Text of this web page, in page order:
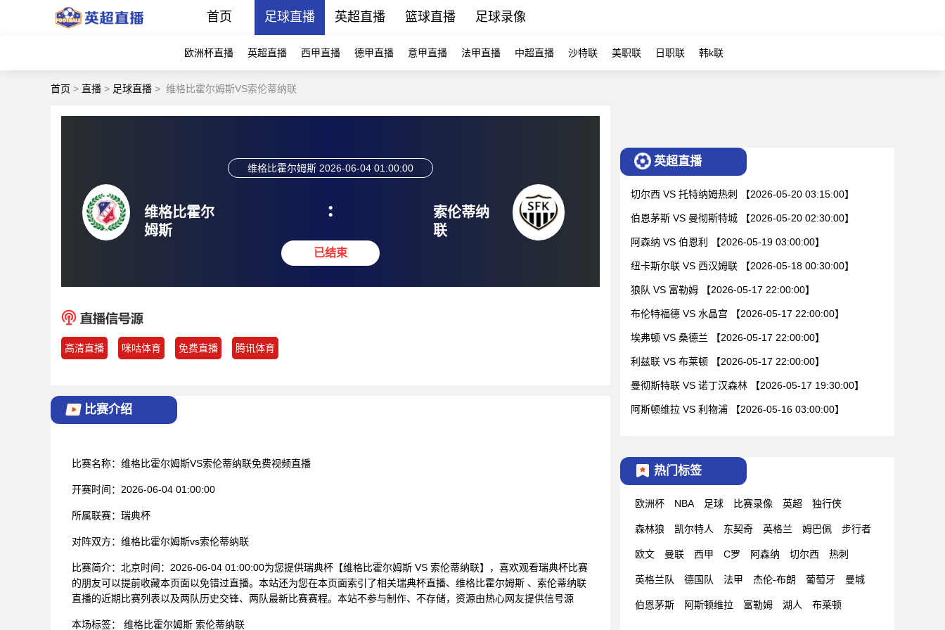
首页 足球直播 英超直播 篮球直播 足球录像
欧洲杯直播 英超直播 西甲直播 德甲直播 意甲直播 法甲直播 中超直播 沙特联 美职联 日职联 韩k联
首页 > 直播 > 足球直播 > 维格比霍尔姆斯VS索伦蒂纳联
维格比霍尔
姆斯
维格比霍尔姆斯 2026-06-04 01:00:00
:
已结束
索伦蒂纳
联
高清直播 咪咕体育 免费直播 腾讯体育
比赛介绍
比赛名称： 维格比霍尔姆斯VS索伦蒂纳联免费视频直播
开赛时间： 2026-06-04 01:00:00
所属联赛： 瑞典杯
对阵双方： 维格比霍尔姆斯vs索伦蒂纳联
比赛简介： 北京时间：2026-06-04 01:00:00为您提供瑞典杯【维格比霍尔姆斯 VS 索伦蒂纳联】，喜欢观看瑞典杯比赛
的朋友可以提前收藏本页面以免错过直播。本站还为您在本页面索引了相关瑞典杯直播、维格比霍尔姆斯 、索伦蒂纳联
直播的近期比赛列表以及两队历史交锋、两队最新比赛赛程。本站不参与制作、不存储，资源由热心网友提供信号源
本场标签： 维格比霍尔姆斯 索伦蒂纳联
英超直播
切尔西 VS 托特纳姆热刺 【2026-05-20 03:15:00】
伯恩茅斯 VS 曼彻斯特城 【2026-05-20 02:30:00】
阿森纳 VS 伯恩利 【2026-05-19 03:00:00】
纽卡斯尔联 VS 西汉姆联 【2026-05-18 00:30:00】
狼队 VS 富勒姆 【2026-05-17 22:00:00】
布伦特福德 VS 水晶宫 【2026-05-17 22:00:00】
埃弗顿 VS 桑德兰 【2026-05-17 22:00:00】
利兹联 VS 布莱顿 【2026-05-17 22:00:00】
曼彻斯特联 VS 诺丁汉森林 【2026-05-17 19:30:00】
阿斯顿维拉 VS 利物浦 【2026-05-16 03:00:00】
热门标签
欧洲杯 NBA 足球 比赛录像 英超 独行侠
森林狼 凯尔特人 东契奇 英格兰 姆巴佩 步行者
欧文 曼联 西甲 C罗 阿森纳 切尔西 热刺
英格兰队 德国队 法甲 杰伦-布朗 葡萄牙 曼城
伯恩茅斯 阿斯顿维拉 富勒姆 湖人 布莱顿